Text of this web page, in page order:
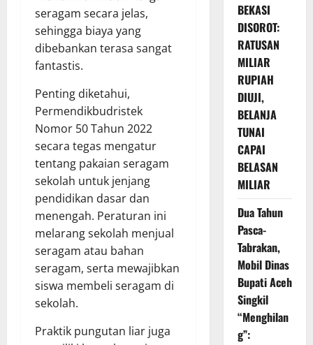
seragam secara jelas,
sehingga biaya yang
dibebankan terasa sangat
fantastis.
Penting diketahui,
Permendikbudristek
Nomor 50 Tahun 2022
secara tegas mengatur
tentang pakaian seragam
sekolah untuk jenjang
pendidikan dasar dan
menengah. Peraturan ini
melarang sekolah menjual
seragam atau bahan
seragam, serta mewajibkan
siswa membeli seragam di
sekolah.
Praktik pungutan liar juga
BEKASI
DISOROT:
RATUSAN
MILIAR
RUPIAH
DIUJI,
BELANJA
TUNAI
CAPAI
BELASAN
MILIAR
Dua Tahun
Pasca-
Tabrakan,
Mobil Dinas
Bupati Aceh
Singkil
“Menghilan
g”: